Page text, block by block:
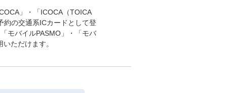
」・「ICOCA（TOICA
約の交通系ICカードとして登
モバイルPASMO」・「モバ
ただけます。